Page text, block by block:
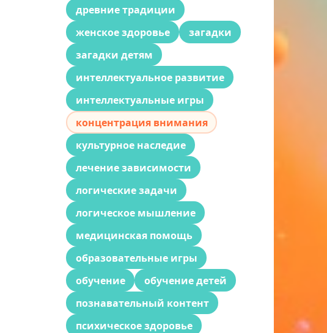
древние традиции
женское здоровье
загадки
загадки детям
интеллектуальное развитие
интеллектуальные игры
концентрация внимания
культурное наследие
лечение зависимости
логические задачи
логическое мышление
медицинская помощь
образовательные игры
обучение
обучение детей
познавательный контент
психическое здоровье